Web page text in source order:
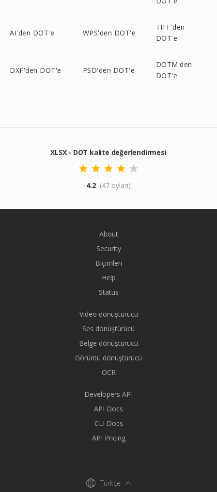
AI'den DOT'e WPS'den DOT'e
TIFF'den
DOT'e
DXF'den DOT'e PSD'den DOT'e
DOTM'den
DOT'e
XLSX - DOT kalite değerlendirmesi
4.2 (47 oyları)
About
Security
Biçimleri
Help
Status
Video dönüştürücü
Ses dönüştürücü
Belge dönüştürücü
Görüntü dönüştürücü
OCR
Developers API
API Docs
CLI Docs
API Pricing
Türkçe